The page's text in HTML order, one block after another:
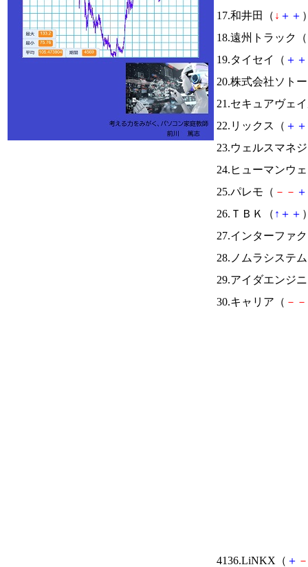
17.和井田（ ↓ ＋ ＋
18.遠州トラック（
19.タイセイ（ ＋ ＋
20.株式会社ソト
21.セキュアヴェ
22.リックス（ ＋ ＋
23.ウェルスマネ
24.ヒューマンウ
25.パレモ（ － － ＋
26.ＴＢＫ（ ↑ ＋ ＋
27.インターファ
28.ノムラシステ
29.アイダエンジ
30.キャリア（ － －
4136.LiNKX（ ＋ －